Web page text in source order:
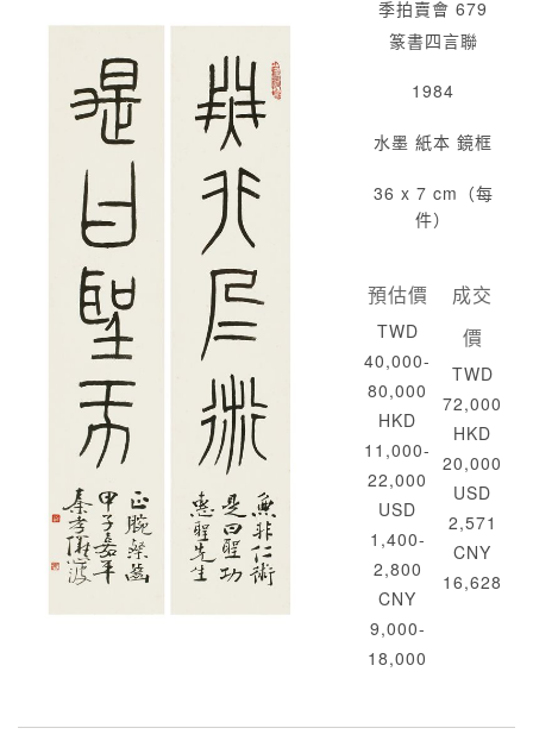
季拍賣會 679
篆書四言聯
1984
水墨 紙本 鏡框
36 x 7 cm（每
件）
預估價
TWD
40,000-
80,000
HKD
11,000-
22,000
USD
1,400-
2,800
CNY
9,000-
18,000
成交
價
TWD
72,000
HKD
20,000
USD
2,571
CNY
16,628